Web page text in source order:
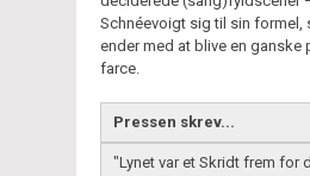
Schnéevoigt sig til sin formel,
ender med at blive en ganske
farce.
Pressen skrev...
"Lynet var et Skridt frem for